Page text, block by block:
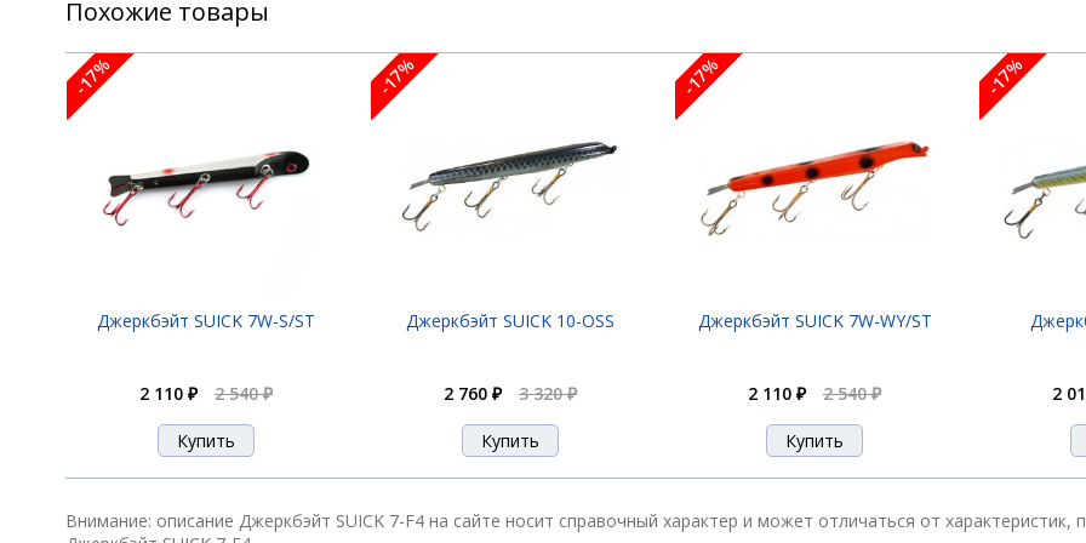
Джеркбэйт SUICK 7-F12
Джеркбэйт SUICK 7-F2
Джеркбэйт SUICK 7-F4
Похожие товары
-17%
Джеркбэйт SUICK 7W-S/ST
2 110 ₽ 2 540 ₽
-17%
Джеркбэйт SUICK 10-OSS
2 760 ₽ 3 320 ₽
-17%
Джеркбэйт SUICK 7W-WY/ST
2 110 ₽ 2 540 ₽
-17%
2
Внимание: описание Джеркбэйт SUICK 7-F4 на сайте носит справочный характер и может отличаться от характеристик,